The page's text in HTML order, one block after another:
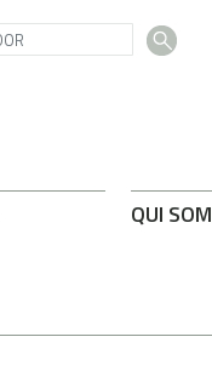
QUI SOM